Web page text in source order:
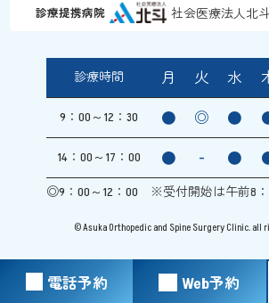
診療提携病院 社会医療法人北
診療時間 月 火 水
9：00～12：30 ● ◎ ●
14：00～17：00 ● - ●
◎9：00～12：00 ※受付開始は午前8：
© Asuka Orthopedic and Spine Surgery Clinic. all
電話予約 Web予約